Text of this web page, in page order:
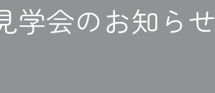
学会のお知らせ